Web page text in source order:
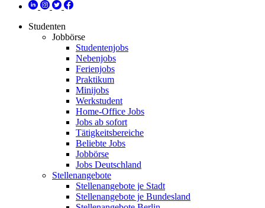
Studenten
Jobbörse
Studentenjobs
Nebenjobs
Ferienjobs
Praktikum
Minijobs
Werkstudent
Home-Office Jobs
Jobs ab sofort
Tätigkeitsbereiche
Beliebte Jobs
Jobbörse
Jobs Deutschland
Stellenangebote
Stellenangebote je Stadt
Stellenangebote je Bundesland